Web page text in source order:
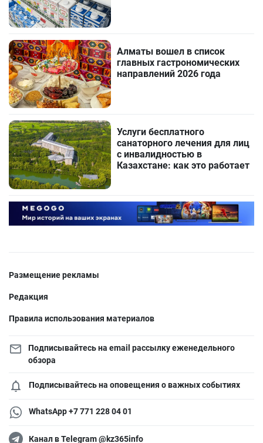
Алматы вошел в список
главных гастрономических
направлений 2026 года
Услуги бесплатного
санаторного лечения для лиц
с инвалидностью в
Казахстане: как это работает
Размещение рекламы
Редакция
Правила использования материалов
Подписывайтесь на email рассылку еженедельного
обзора
Подписывайтесь на оповещения о важных событиях
WhatsApp +7 771 228 04 01
Канал в Telegram @kz365info